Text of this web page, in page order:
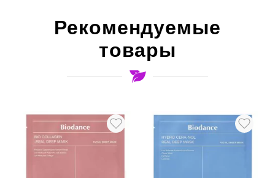
Рекомендуемые
товары